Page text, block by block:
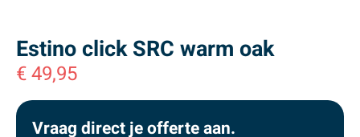
Estino click SRC warm oak
€49,95
Vraag direct je offerte aan.